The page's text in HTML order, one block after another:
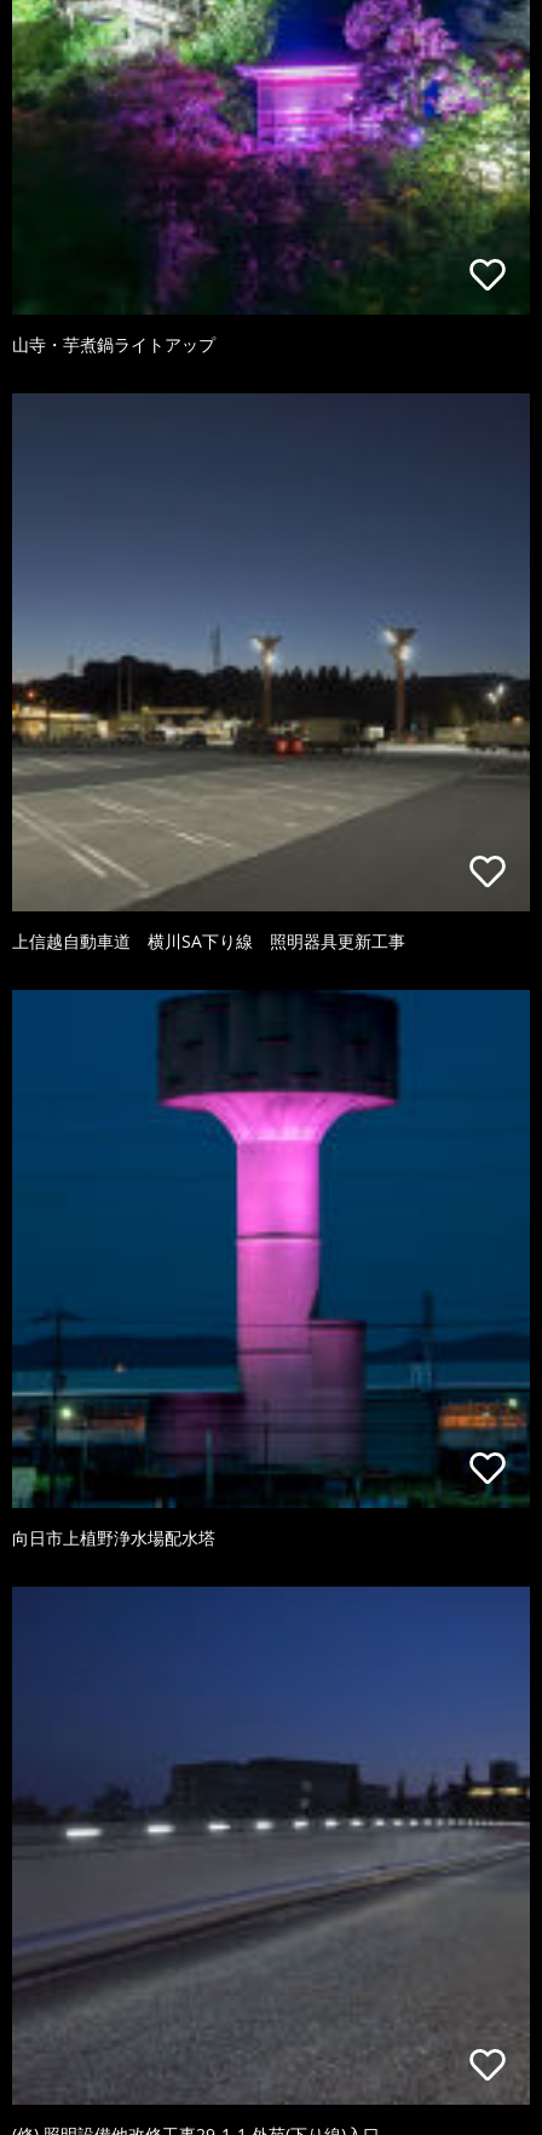
山寺・芋煮鍋ライトアップ
上信越自動車道 横川SA下り線 照明器具更新工事
向日市上植野浄水場配水塔